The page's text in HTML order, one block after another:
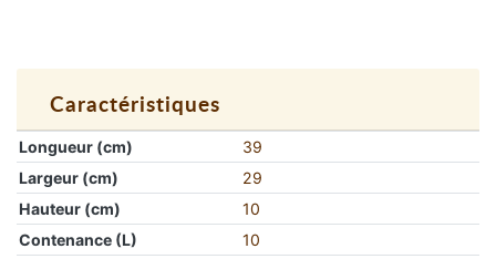
Caractéristiques
Longueur (cm)
39
Largeur (cm)
29
Hauteur (cm)
10
Contenance (L)
10